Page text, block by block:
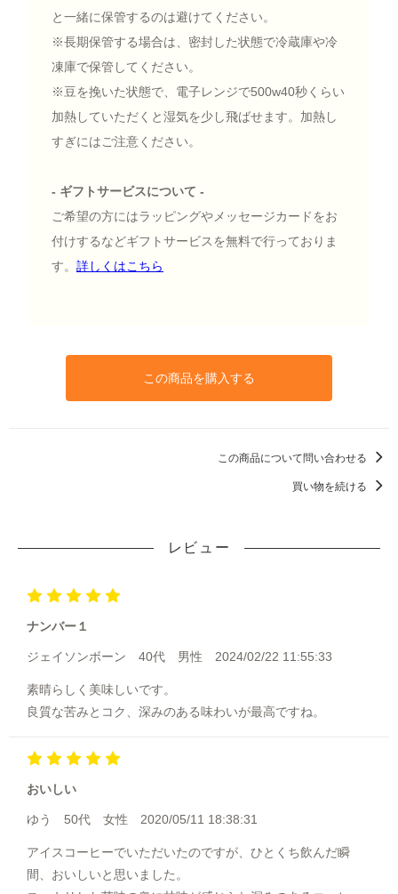
と一緒に保管するのは避けてください。
※長期保管する場合は、密封した状態で冷蔵庫や冷
凍庫で保管してください。
※豆を挽いた状態で、電子レンジで500w40秒くらい
加熱していただくと湿気を少し飛ばせます。加熱し
すぎにはご注意ください。
- ギフトサービスについて -
ご希望の方にはラッピングやメッセージカードをお
付けするなどギフトサービスを無料で行っておりま
す。 詳しくはこちら
この商品を購入する
この商品について問い合わせる
買い物を続ける
レビュー
ナンバー１
ジェイソンボーン 40代 男性 2024/02/22 11:55:33
素晴らしく美味しいです。
良質な苦みとコク、深みのある味わいが最高ですね。
おいしい
ゆう 50代 女性 2020/05/11 18:38:31
アイスコーヒーでいただいたのですが、ひとくち飲んだ瞬
間、おいしいと思いました。